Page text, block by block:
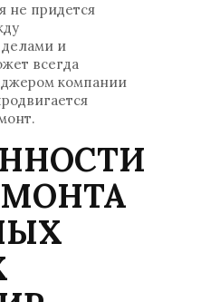
не придется
и
всегда
компании